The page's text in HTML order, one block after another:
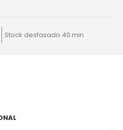
Stock desfasado 40 min